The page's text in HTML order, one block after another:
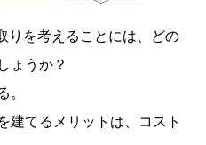
りを考えることには、どの
ょうか？
。
建てるメリットは、コスト